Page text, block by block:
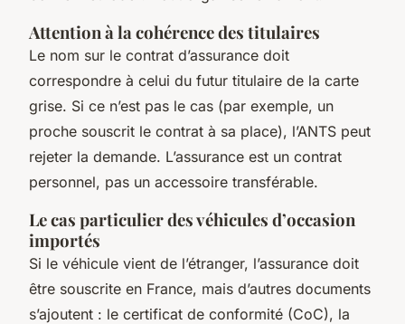
Attention à la cohérence des titulaires
Le nom sur le contrat d’assurance doit
correspondre à celui du futur titulaire de la carte
grise. Si ce n’est pas le cas (par exemple, un
proche souscrit le contrat à sa place), l’ANTS peut
rejeter la demande. L’assurance est un contrat
personnel, pas un accessoire transférable.
Le cas particulier des véhicules d’occasion
importés
Si le véhicule vient de l’étranger, l’assurance doit
être souscrite en France, mais d’autres documents
s’ajoutent : le certificat de conformité (CoC), la